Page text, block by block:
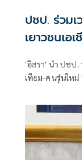
ปชป. ร่วม
เยาวชนเอ
'อิสรา' นำ ปชป.
เทียม-คนรุ่นให